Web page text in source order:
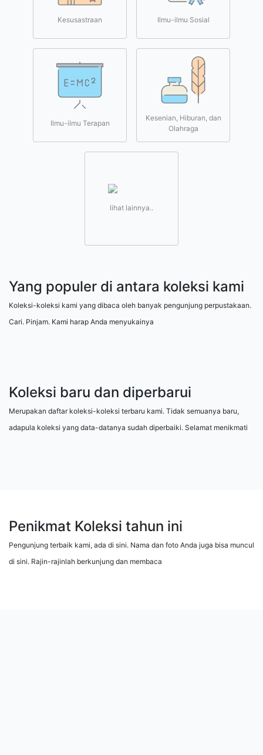
Kesusastraan Ilmu-ilmu Sosial
Ilmu-ilmu Terapan
Kesenian, Hiburan, dan
Olahraga
lihat lainnya..
Yang populer di antara koleksi kami
Koleksi-koleksi kami yang dibaca oleh banyak pengunjung perpustakaan.
Cari. Pinjam. Kami harap Anda menyukainya
Koleksi baru dan diperbarui
Merupakan daftar koleksi-koleksi terbaru kami. Tidak semuanya baru,
adapula koleksi yang data-datanya sudah diperbaiki. Selamat menikmati
Penikmat Koleksi tahun ini
Pengunjung terbaik kami, ada di sini. Nama dan foto Anda juga bisa muncul
di sini. Rajin-rajinlah berkunjung dan membaca